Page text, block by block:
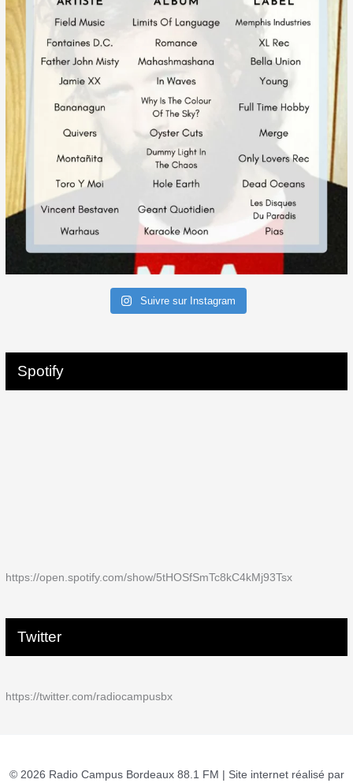
Suivre sur Instagram
Spotify
https://open.spotify.com/show/5tHOSfSmTc8kC4kMj93Tsx
Twitter
https://twitter.com/radiocampusbx
© 2026 Radio Campus Bordeaux 88.1 FM | Site internet réalisé par